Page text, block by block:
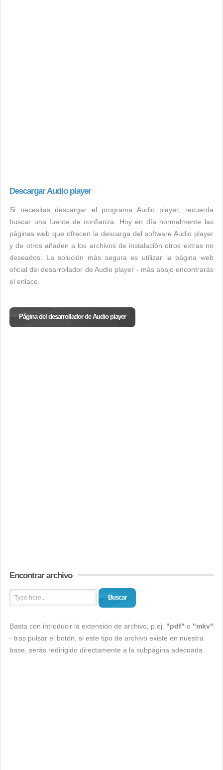
Descargar Audio player
Si necesitas descargar el programa Audio player, recuerda
buscar una fuente de confianza. Hoy en día normalmente las
páginas web que ofrecen la descarga del software Audio player
y de otros añaden a los archivos de instalación otros extras no
deseados. La solución más segura es utilizar la página web
oficial del desarrollador de Audio player - más abajo encontrarás
el enlace.
Página del desarrollador de Audio player
Encontrar archivo
Buscar
Basta con introducir la extensión de archivo, p.ej. "pdf" o "mkv"
- tras pulsar el botón, si este tipo de archivo existe en nuestra
base, serás redirigido directamente a la subpágina adecuada.